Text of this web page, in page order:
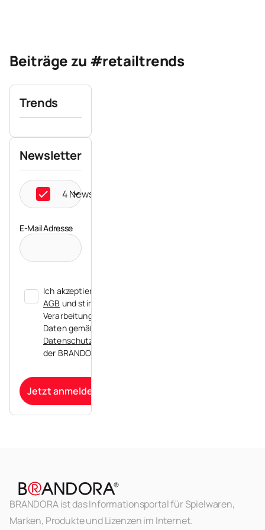
Beiträge zu #retailtrends
Trends
Newsletter
4 Newsletter ausgewählt
E-Mail Adresse
Ich akzeptiere die
AGB und stimme der
Verarbeitung meiner
Daten gemäß der
Datenschutzerklärung
der BRANDORA zu.
Jetzt anmelden
BRANDORA ist das Informationsportal für Spielwaren,
Marken, Produkte und Lizenzen im Internet.